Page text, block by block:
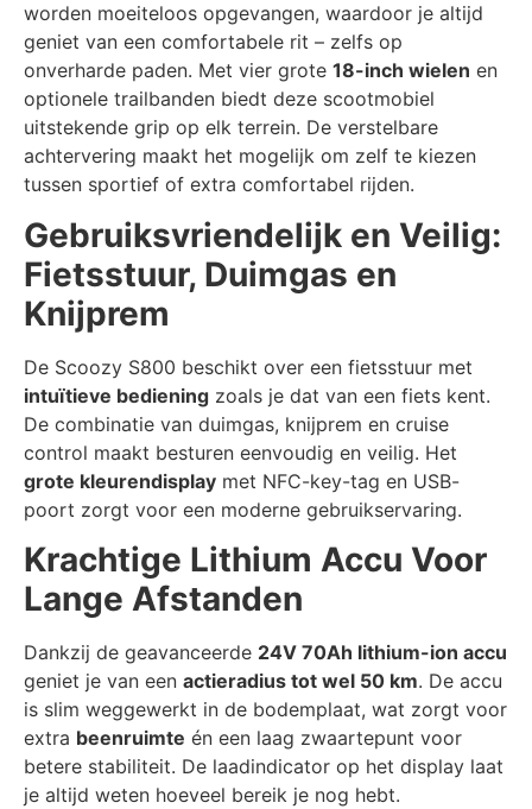
worden moeiteloos opgevangen, waardoor je altijd
geniet van een comfortabele rit – zelfs op
onverharde paden. Met vier grote 18-inch wielen en
optionele trailbanden biedt deze scootmobiel
uitstekende grip op elk terrein. De verstelbare
achtervering maakt het mogelijk om zelf te kiezen
tussen sportief of extra comfortabel rijden.
Gebruiksvriendelijk en Veilig:
Fietsstuur, Duimgas en
Knijprem
De Scoozy S800 beschikt over een fietsstuur met
intuïtieve bediening zoals je dat van een fiets kent.
De combinatie van duimgas, knijprem en cruise
control maakt besturen eenvoudig en veilig. Het
grote kleurendisplay met NFC-key-tag en USB-
poort zorgt voor een moderne gebruikservaring.
Krachtige Lithium Accu Voor
Lange Afstanden
Dankzij de geavanceerde 24V 70Ah lithium-ion accu
geniet je van een actieradius tot wel 50 km. De accu
is slim weggewerkt in de bodemplaat, wat zorgt voor
extra beenruimte én een laag zwaartepunt voor
betere stabiliteit. De laadindicator op het display laat
je altijd weten hoeveel bereik je nog hebt.